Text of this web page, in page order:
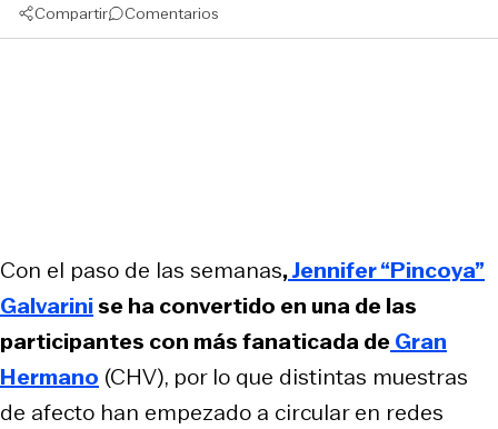
Compartir Comentarios
Con el paso de las semanas,Jennifer “Pincoya”
Galvarinise ha convertido en una de las
participantes con más fanaticada deGran
Hermano (CHV), por lo que distintas muestras
de afecto han empezado a circular en redes